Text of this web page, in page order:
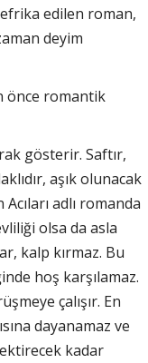
edilen roman,
deyim
önce romantik
gösterir. Saftır,
aşık olunacak
adlı romanda
olsa da asla
kalp kırmaz. Bu
hoş karşılamaz.
çalışır. En
dayanamaz ve
kadar